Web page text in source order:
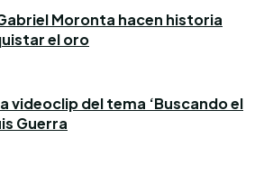
Moronta hacen historia
el oro
videoclip del tema ‘Buscando el
Guerra